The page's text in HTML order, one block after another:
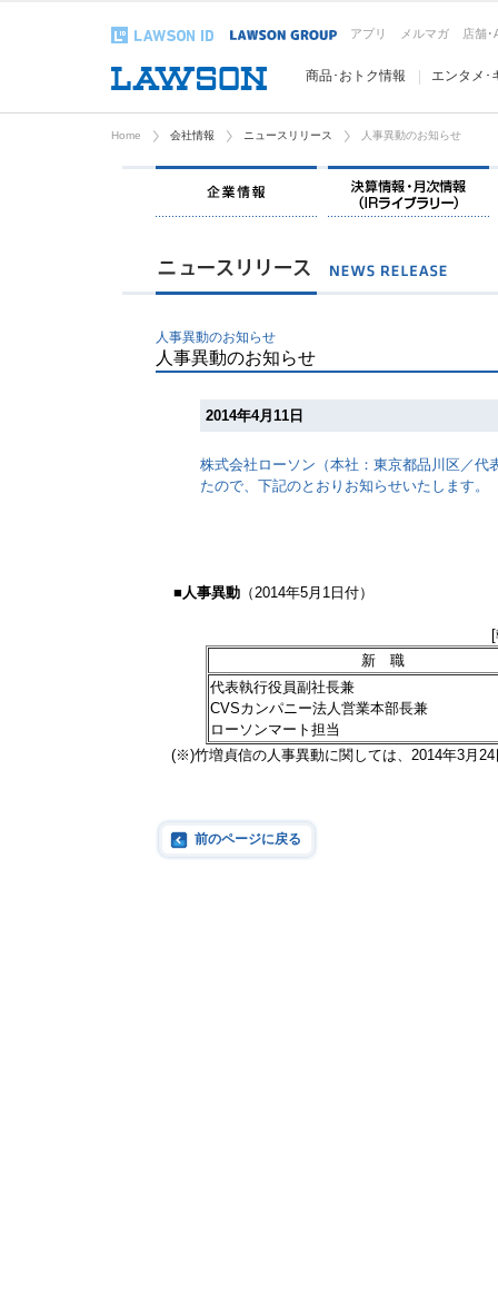
アプリ メルマガ 店舗･
商品･おトク情報 エンタメ･
Home 会社情報 ニュースリリース 人事異動のお知らせ
企業情報
人事異動のお知らせ
人事異動のお知らせ
2014年4月11日
株式会社ローソン（本社：東京都品川区／
たので、下記のとおりお知らせいたします。
■人事異動 （2014年5月1日付）
新 職
代表執行役員副社長兼
CVSカンパニー法人営業本部長兼
ローソンマート担当
(※)竹増貞信の人事異動に関しては、2014年3月
前のページに戻る